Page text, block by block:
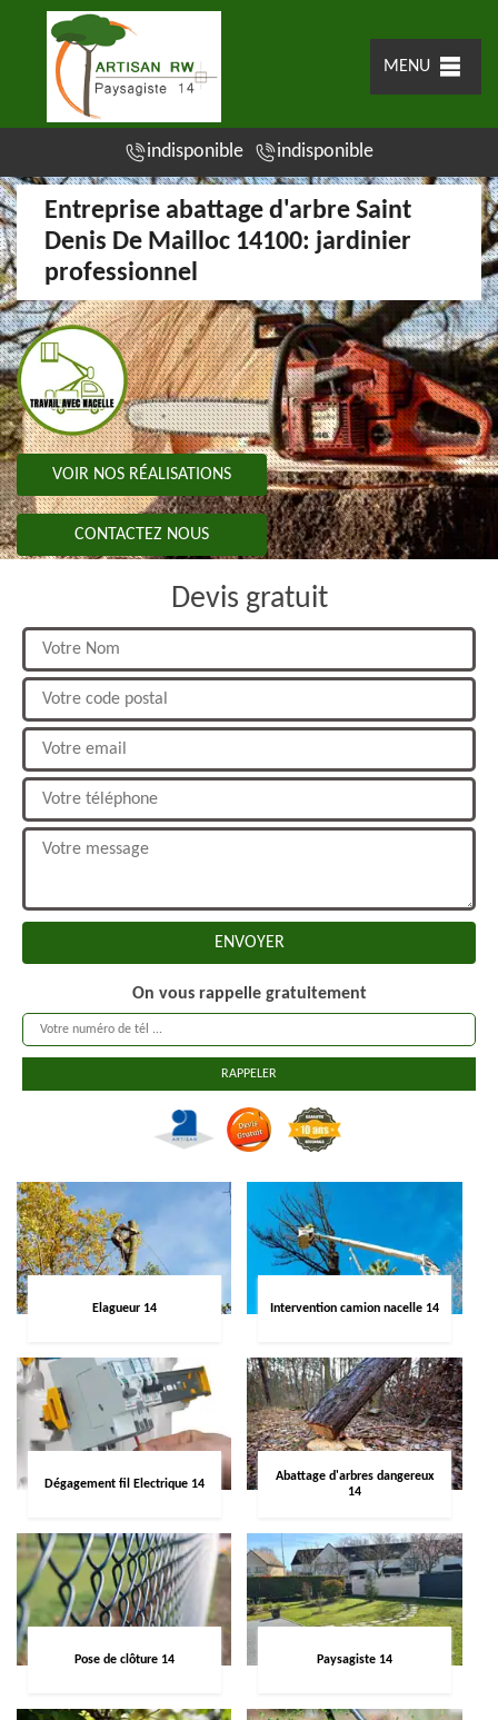
MENU
indisponible indisponible
Entreprise abattage d'arbre Saint
Denis De Mailloc 14100: jardinier
professionnel
VOIR NOS RÉALISATIONS
CONTACTEZ NOUS
Devis gratuit
On vous rappelle gratuitement
Elagueur 14 Intervention camion nacelle 14
Dégagement fil Electrique 14
Abattage d'arbres dangereux
14
Pose de clôture 14 Paysagiste 14